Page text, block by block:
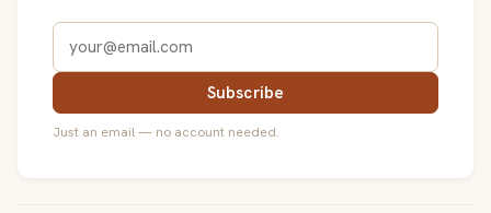
Subscribe
Just an email — no account needed.